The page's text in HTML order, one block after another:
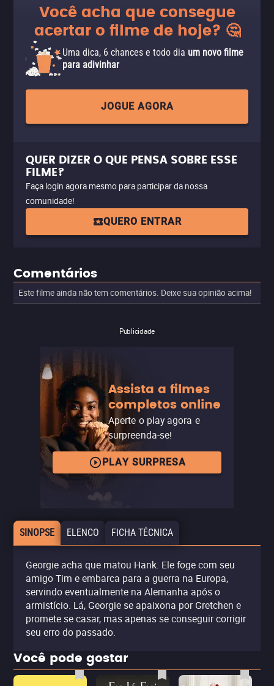
Você acha que consegue
acertar o filme de hoje? 🤔
Uma dica, 6 chances e todo dia um novo filme
para adivinhar
JOGUE AGORA
QUER DIZER O QUE PENSA SOBRE ESSE
FILME?
Faça login agora mesmo para participar da nossa
comunidade!
QUERO ENTRAR
Comentários
Este filme ainda não tem comentários. Deixe sua opinião acima!
Publicidade
Assista a filmes
completos online
Aperte o play agora e
surpreenda-se!
PLAY SURPRESA
SINOPSE ELENCO FICHA TÉCNICA
Georgie acha que matou Hank. Ele foge com seu
amigo Tim e embarca para a guerra na Europa,
servindo eventualmente na Alemanha após o
armistício. Lá, Georgie se apaixona por Gretchen e
promete se casar, mas apenas se conseguir corrigir
seu erro do passado.
Você pode gostar